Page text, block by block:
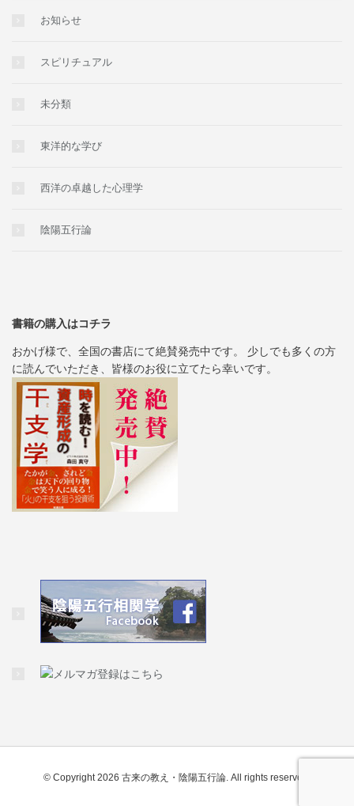
お知らせ
スピリチュアル
未分類
東洋的な学び
西洋の卓越した心理学
陰陽五行論
書籍の購入はコチラ
おかげ様で、全国の書店にて絶賛発売中です。 少しでも多くの方
に読んでいただき、皆様のお役に立てたら幸いです。
© Copyright 2026 古来の教え・陰陽五行論. All rights reserved.